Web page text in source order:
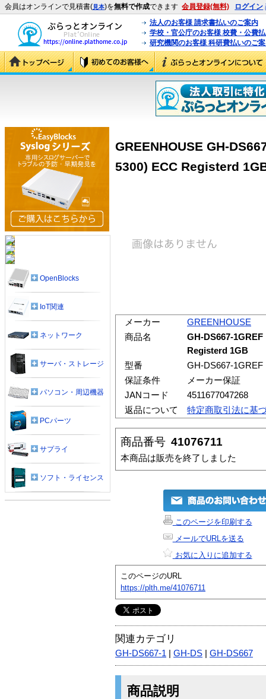
会員はオンラインで見積書(見本)を無料で作成できます 会員登録(無料) ログイン
法人のお客様 請求書払いのご案内
学校・官公庁のお客様 校費・公費
研究機関のお客様 科研費払いのご
GREENHOUSE GH-
5300) ECC Registerd
メーカー
GREENHOUSE
商品名
GH-DS667-1GREF
Registerd 1GB
型番
GH-DS667-1GREF
保証条件
メーカー保証
JANコード
4511677047268
返品について
特定商取引法に基
商品番号 41076711
本商品は販売を終了しました
このページを印刷する
メールでURLを送る
お気に入りに追加する
このページのURL
https://plth.me/41076711
関連カテゴリ
GH-DS667-1 GH-DS GH-DS667
商品説明
OpenBlocks
IoT関連
ネットワーク
サーバ・ストレージ
パソコン・周辺機器
PCパーツ
サプライ
ソフト・ライセンス